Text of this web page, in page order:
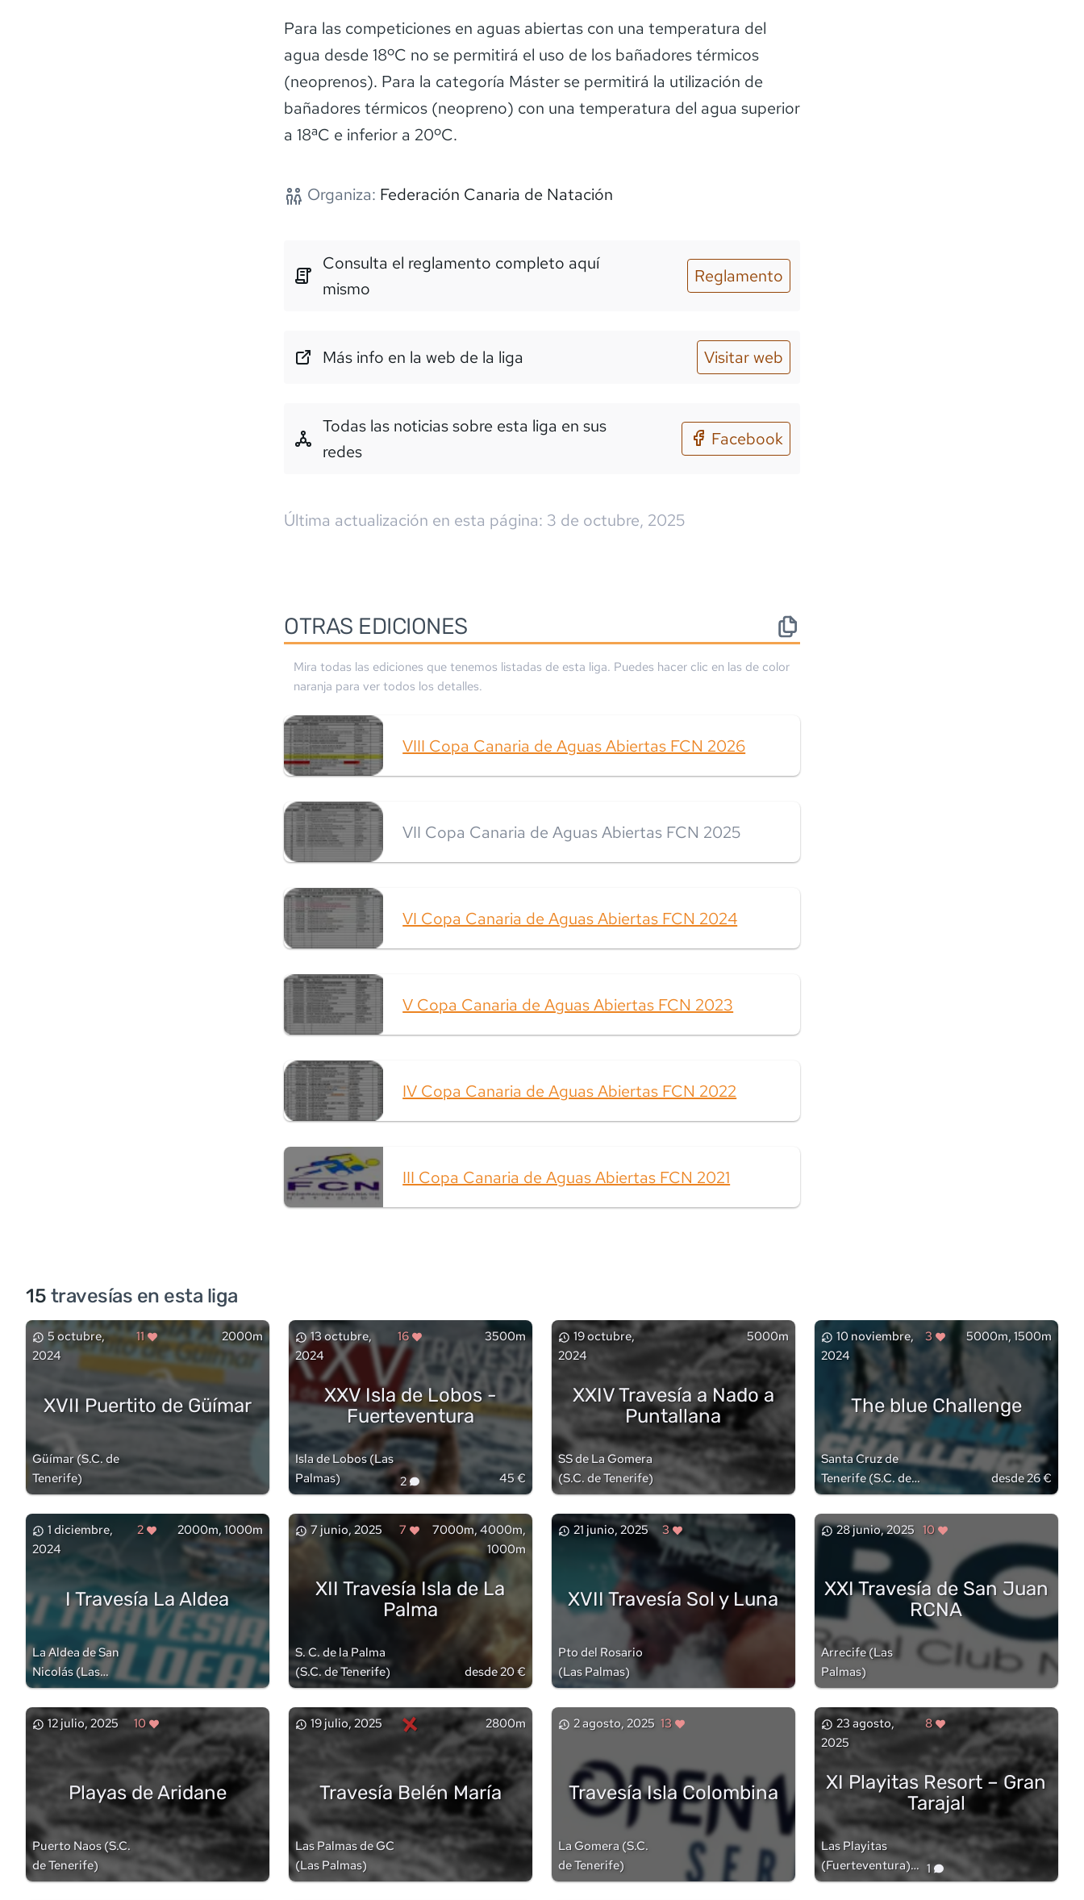
Para las competiciones en aguas abiertas con una temperatura del
agua desde 18ºC no se permitirá el uso de los bañadores térmicos
(neoprenos). Para la categoría Máster se permitirá la utilización de
bañadores térmicos (neopreno) con una temperatura del agua superior
a 18ªC e inferior a 20ºC.
Organiza: Federación Canaria de Natación
Consulta el reglamento completo aquí
mismo
Reglamento
Más info en la web de la liga Visitar web
Todas las noticias sobre esta liga en sus
redes
Facebook
Última actualización en esta página: 3 de octubre, 2025
OTRAS EDICIONES
Mira todas las ediciones que tenemos listadas de esta liga. Puedes hacer clic en las de color
naranja para ver todos los detalles.
VIII Copa Canaria de Aguas Abiertas FCN 2026
VII Copa Canaria de Aguas Abiertas FCN 2025
VI Copa Canaria de Aguas Abiertas FCN 2024
V Copa Canaria de Aguas Abiertas FCN 2023
IV Copa Canaria de Aguas Abiertas FCN 2022
III Copa Canaria de Aguas Abiertas FCN 2021
15 travesías en esta liga
5 octubre,
2024
11 2000m
XVII Puertito de Güímar
Güímar(S.C. de
Tenerife)
13 octubre,
2024
16 3500m
XXV Isla de Lobos -
Fuerteventura
Isla de Lobos(Las
Palmas) 2 45 €
19 octubre,
2024
5000m
XXIV Travesía a Nado a
Puntallana
SS de La Gomera
(S.C. de Tenerife)
10 noviembre,
2024
3 5000m, 1500m
The blue Challenge
Santa Cruz de
Tenerife (S.C. de
Tenerife)
desde 26 €
1 diciembre,
2024
2 2000m, 1000m
I Travesía La Aldea
La Aldea de San
Nicolás (Las
Palmas)
7 junio, 2025 7
7000m, 4000m,
1000m
XII Travesía Isla de La
Palma
S. C. de la Palma
(S.C. de Tenerife) desde 20 €
21 junio, 2025 3
XVII Travesía Sol y Luna
Pto del Rosario
(Las Palmas)
28 junio, 2025 10
XXI Travesía de San Juan
RCNA
Arrecife(Las
Palmas)
12 julio, 2025 10
Playas de Aridane
Puerto Naos(S.C.
de Tenerife)
19 julio, 2025 × 2800m
Travesía Belén María
Las Palmas de GC
(Las Palmas)
2 agosto, 2025 13
Travesía Isla Colombina
La Gomera (S.C.
de Tenerife)
23 agosto,
2025
8
XI Playitas Resort – Gran
Tarajal
Las Playitas
(Fuerteventura)
(Las Palmas)
1